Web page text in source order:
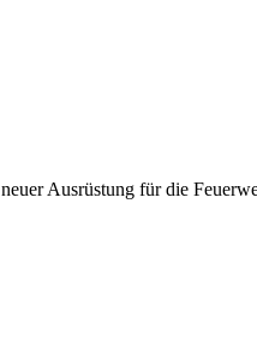
Ausrüstung für die